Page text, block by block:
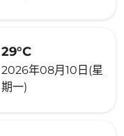
29°C
2026年08月10日(星
期一)